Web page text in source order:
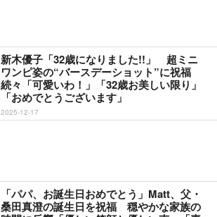
新木優子「32歳になりました!!」 超ミニ
ワンピ姿の“バースデーショット”に祝福
続々「可愛いわ！」「32歳お美しい限り」
「おめでとうございます」
2025-12-17
「パパ、お誕生日おめでとう」Matt、父・
桑田真澄の誕生日を祝福 穏やかな家族の